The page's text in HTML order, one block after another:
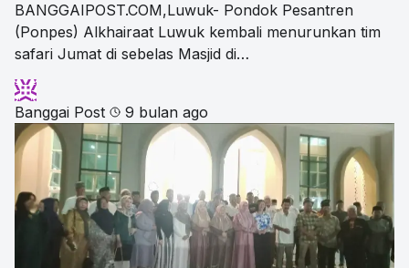
BANGGAIPOST.COM,Luwuk- Pondok Pesantren
(Ponpes) Alkhairaat Luwuk kembali menurunkan tim
safari Jumat di sebelas Masjid di…
Banggai Post 9 bulan ago